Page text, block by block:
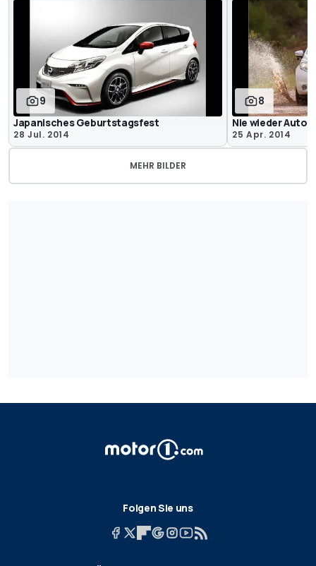
9
Japanisches Geburtstagsfest
28 Jul. 2014
8
Nie wieder
25 Apr. 2014
MEHR BILDER
Folgen Sie uns